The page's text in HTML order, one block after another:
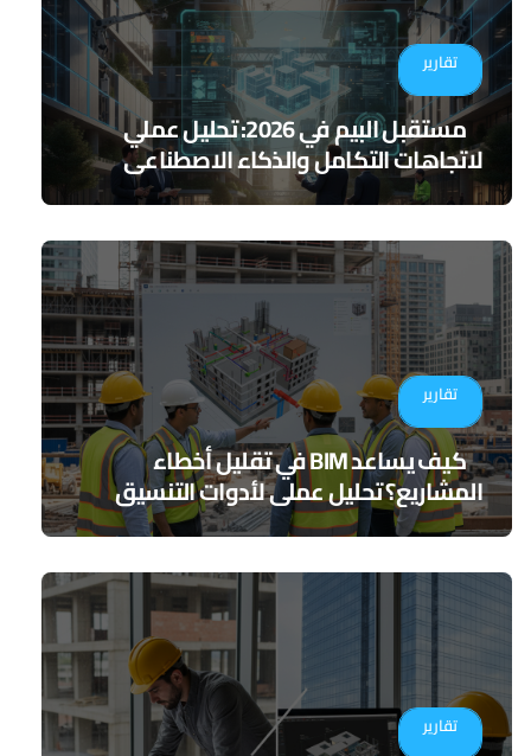
تقارير
مستقبل البيم في 2026: تحليل عملي
لاتجاهات التكامل والذكاء الاصطناعي
تقارير
كيف يساعد BIM في تقليل أخطاء
المشاريع؟ تحليل عملي لأدوات التنسيق
الرقمي
تقارير